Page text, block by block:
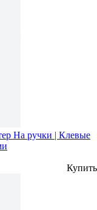
На ручки | Клевые
Купить